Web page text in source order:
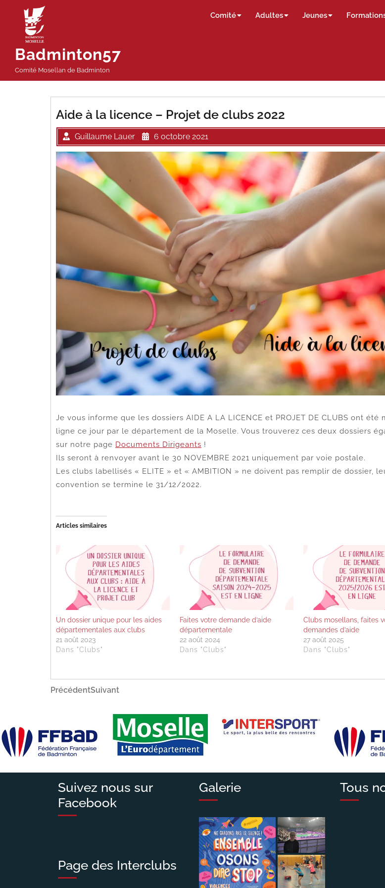
contenu
Badminton57
Comité Mosellan de Badminton
Comité Adultes Jeunes
Aide à la licence – Projet de clubs 2022
Guillaume Lauer 6 octobre 2021
Je vous informe que les dossiers AIDE A LA LICENCE et PROJET DE CLUBS ont été
ligne ce jour par le département de la Moselle. Vous trouverez ces deux dossiers
sur notre page Documents Dirigeants !
Ils seront à renvoyer avant le 30 NOVEMBRE 2021 uniquement par voie postale.
Les clubs labellisés « ELITE » et « AMBITION » ne doivent pas remplir de dossier,
convention se termine le 31/12/2022.
Articles similaires
Un dossier unique pour les aides
départementales aux clubs
21 août 2023
Dans "Clubs"
Faites votre demande d’aide
départementale
22 août 2024
Dans "Clubs"
Clubs mosellans, faites
demandes d’aide
27 août 2025
Dans "Clubs"
Navigation
Article
Précédent
Article
Suivant
Suivez nous sur
Facebook
Page des Interclubs
Galerie Tous